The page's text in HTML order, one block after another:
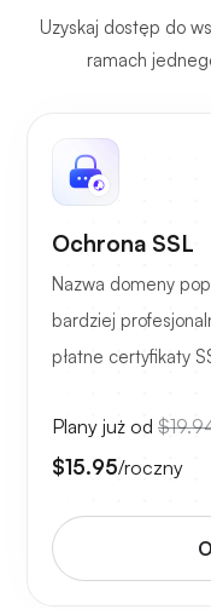
Uzyskaj dostęp do
ramach
Ochrona SSL
Nazwa domeny
bardziej
płatne certyfikaty
Plany już od
$15.95/roczny